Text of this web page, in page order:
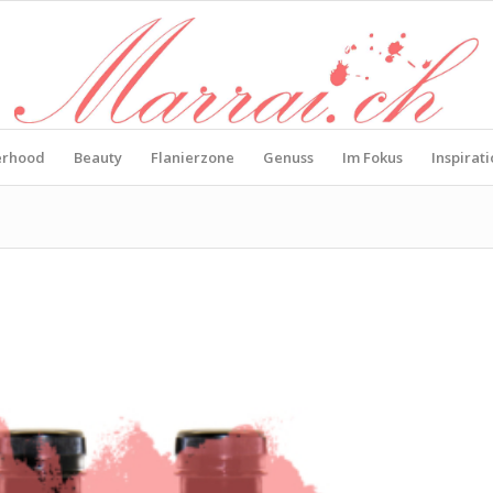
Beauty Flanierzone Genuss Im Fokus